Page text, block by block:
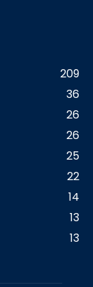
209
36
26
26
25
22
14
13
13